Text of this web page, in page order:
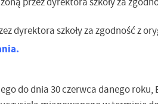
dyrektora szkoły za zgodność z
do dnia 30 czerwca danego roku,
i